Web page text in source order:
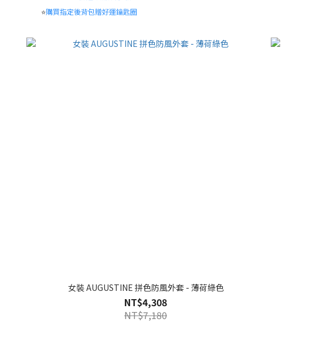
⭐購買指定後背包贈好運鑰匙圈
女裝 AUGUSTINE 拼色防風外套 - 薄荷綠色
NT$4,308
NT$7,180